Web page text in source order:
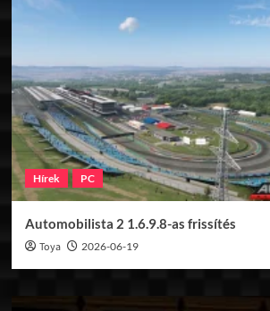
Hírek PC
Automobilista 2 1.6.9.8-as frissítés
Toya 2026-06-19